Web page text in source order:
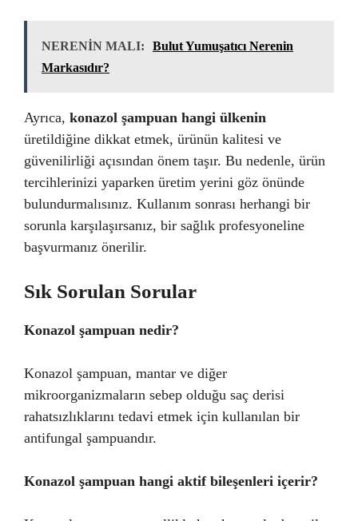
NERENİN MALI:
Bulut Yumuşatıcı Nerenin
Markasıdır?
Ayrıca, konazol şampuan hangi ülkenin
üretildiğine dikkat etmek, ürünün kalitesi ve
güvenilirliği açısından önem taşır. Bu nedenle, ürün
tercihlerinizi yaparken üretim yerini göz önünde
bulundurmalısınız. Kullanım sonrası herhangi bir
sorunla karşılaşırsanız, bir sağlık profesyoneline
başvurmanız önerilir.
Sık Sorulan Sorular
Konazol şampuan nedir?
Konazol şampuan, mantar ve diğer
mikroorganizmaların sebep olduğu saç derisi
rahatsızlıklarını tedavi etmek için kullanılan bir
antifungal şampuandır.
Konazol şampuan hangi aktif bileşenleri içerir?